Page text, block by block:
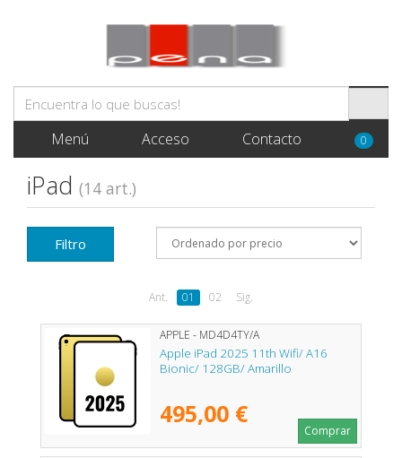
Menú Acceso Contacto 0
iPad (14 art.)
Filtro
Ant. 01 02 Sig.
APPLE - MD4D4TY/A
Apple iPad 2025 11th Wifi/ A16
Bionic/ 128GB/ Amarillo
495,00 €
Comprar